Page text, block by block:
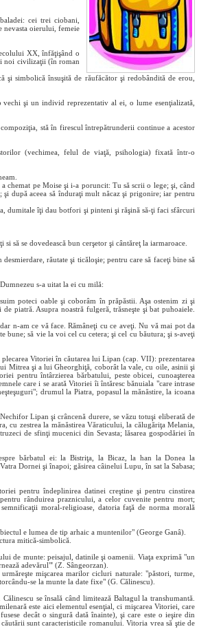
cei trei ciobani,
nevasta oierului, femeie
XX, înfăţişând o
noi civilizaţii (în roman
simbolică însuşită de răufăcător şi redobândită de erou,
şi un individ reprezentativ al ei, o lume esenţializată,
stă în firescul întrepătrunderii continue a acestor
(vechimea, felul de viaţă, psihologia) fixată într-o
chemat pe Moise şi i-a poruncit: Tu să scrii o lege; şi, când
după aceea să înduraţi mult năcaz şi prigonire; iar pentru
dumitale îţi dau botfori şi pinteni şi răşină să-ţi faci sfârcuri
să se dovedească bun cerşetor şi cântăreţ la iarmaroace.
răutate şi ticăloşie; pentru care să faceţi bine să
s-a uitat la ei cu milă:
poteci oable şi coborâm în prăpăstii. Aşa ostenim zi şi
piatră. Asupra noastră fulgeră, trăsneşte şi bat puhoaiele.
n-am ce vă face. Rămâneţi cu ce aveţi. Nu vă mai pot da
bune; să vie la voi cel cu cetera; şi cel cu băutura; şi s-aveţi
Vitoriei în căutarea lui Lipan (cap. VII): prezentarea
Mitrea şi a lui Gheorghiţă, coborât la vale, cu oile, asinii şi
pentru întârzierea bărbatului, peste obicei, cunoaşterea
care i se arată Vitoriei îi întăresc bănuiala "care intrase
drumul la Piatra, popasul la mănăstire, la icoana
Lipan şi crâncenă durere, se văzu totuşi eliberată de
zestrea la mănăstirea Văraticului, la călugăriţa Melania,
de sfinţi mucenici din Sevasta; lăsarea gospodăriei în
bărbatul ei: la Bistriţa, la Bicaz, la han la Donea la
Dornei şi înapoi; găsirea câinelui Lupu, în sat la Sabasa;
pentru îndeplinirea datinei creştine şi pentru cinstirea
rânduirea praznicului, a celor cuvenite pentru mort;
moral-religioase, datoria faţă de norma morală
e lumea de tip arhaic a muntenilor" (George Ganâ).
mitică-simbolică.
de munte: peisajul, datinile şi oamenii. Viaţa exprimă "un
adevărul"' (Z. Sângeorzan).
mişcarea marilor cicluri naturale: "păstori, turme,
se la munte la date fixe" (G. Călinescu).
se însală când limitează Baltagul la transhumantă.
este aici elementul esenţial, ci mişcarea Vitoriei, care
decât o singură dată înainte), şi care este o ieşire din
sunt caracteristicile romanului. Vitoria vrea să ştie de